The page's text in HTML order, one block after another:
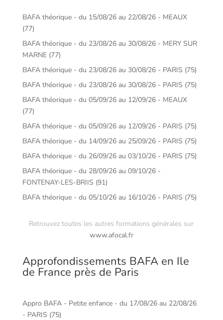
BAFA théorique - du 15/08/26 au 22/08/26 - MEAUX
(77)
BAFA théorique - du 23/08/26 au 30/08/26 - MERY SUR
MARNE (77)
BAFA théorique - du 23/08/26 au 30/08/26 - PARIS (75)
BAFA théorique - du 23/08/26 au 30/08/26 - PARIS (75)
BAFA théorique - du 05/09/26 au 12/09/26 - MEAUX
(77)
BAFA théorique - du 05/09/26 au 12/09/26 - PARIS (75)
BAFA théorique - du 14/09/26 au 25/09/26 - PARIS (75)
BAFA théorique - du 26/09/26 au 03/10/26 - PARIS (75)
BAFA théorique - du 28/09/26 au 09/10/26 -
FONTENAY-LES-BRIIS (91)
BAFA théorique - du 05/10/26 au 16/10/26 - PARIS (75)
Retrouvez toutes les autres formations générales sur
www.afocal.fr
Approfondissements BAFA en Ile
de France près de Paris
Appro BAFA - Petite enfance - du 17/08/26 au 22/08/26
- PARIS (75)